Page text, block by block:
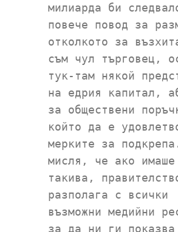
милиарда би
повече повод за
отколкото за
съм чул търговец,
тук-там някой
на едрия капитал,
за обществени
който да е
мерките за
мисля, че ако имаше
такива,
разполага с всички
възможни медийни
за да ни ги показва